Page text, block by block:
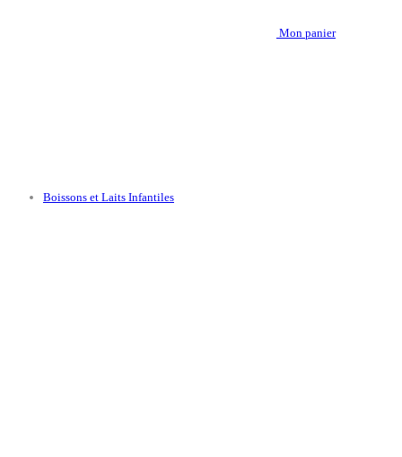
Mon panier
Boissons et Laits Infantiles